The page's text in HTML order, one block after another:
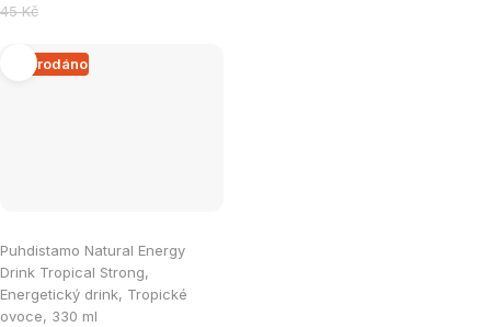
cena:
45 Kč
Vyprodáno
Puhdistamo Natural Energy
Drink Tropical Strong,
Energetický drink, Tropické
ovoce, 330 ml